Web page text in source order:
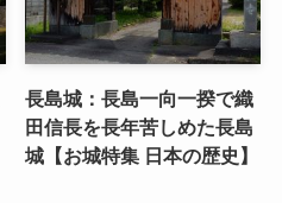
長島城：長島一向一揆で織
田信長を長年苦しめた長島
城【お城特集 日本の歴史】